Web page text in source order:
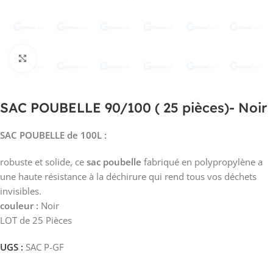
SAC POUBELLE 90/100 ( 25 pièces)- Noir
SAC POUBELLE de 100L :
robuste et solide, ce sac poubelle fabriqué en polypropylène a
une haute résistance à la déchirure qui rend tous vos déchets
invisibles.
couleur : Noir
LOT de 25 Pièces
UGS : SAC P-GF